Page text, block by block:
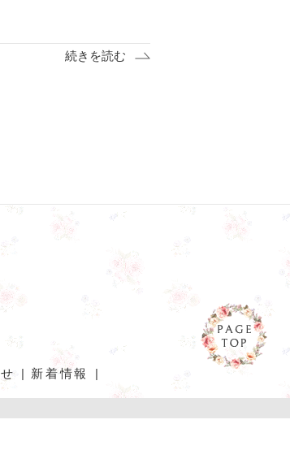
続きを読む
新着情報